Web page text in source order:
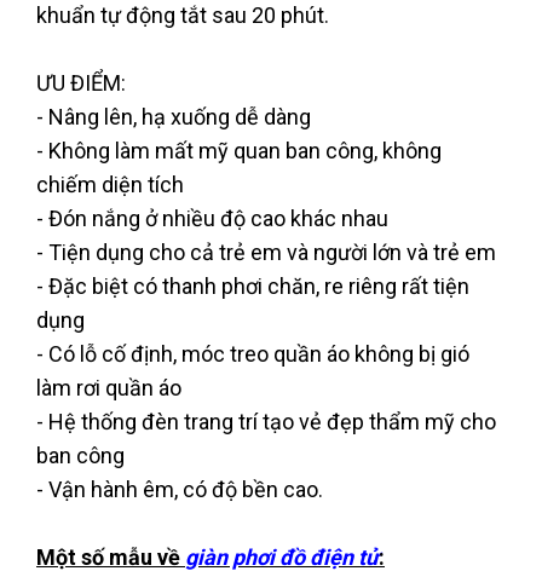
khuẩn tự động tắt sau 20 phút.
ƯU ĐIỂM:
- Nâng lên, hạ xuống dễ dàng
- Không làm mất mỹ quan ban công, không
chiếm diện tích
- Đón nắng ở nhiều độ cao khác nhau
- Tiện dụng cho cả trẻ em và người lớn và trẻ em
- Đặc biệt có thanh phơi chăn, re riêng rất tiện
dụng
- Có lỗ cố định, móc treo quần áo không bị gió
làm rơi quần áo
- Hệ thống đèn trang trí tạo vẻ đẹp thẩm mỹ cho
ban công
- Vận hành êm, có độ bền cao.
Một số mẫu về giàn phơi đồ điện tử: